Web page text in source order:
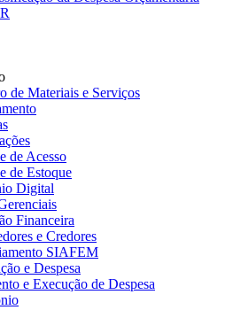
de Materiais e Serviços
de Acesso
de Estoque
Digital
Financeira
e Credores
SIAFEM
e Despesa
e Execução de Despesa